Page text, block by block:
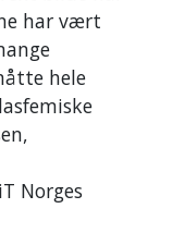
har vært
hele
Norges